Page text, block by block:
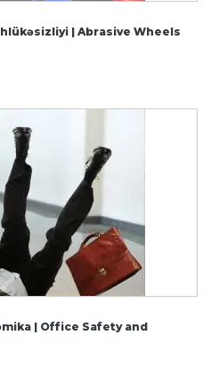
| Abrasive Wheels
| Office Safety and